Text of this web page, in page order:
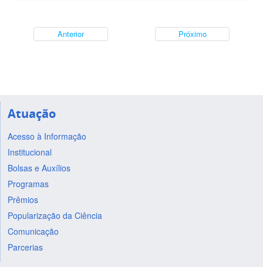
Anterior Próximo
Atuação
Acesso à Informação
Institucional
Bolsas e Auxílios
Programas
Prêmios
Popularização da Ciência
Comunicação
Parcerias